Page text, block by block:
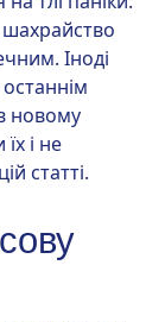
Іноді
новому
і не
статті.